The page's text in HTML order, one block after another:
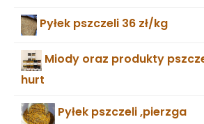
Pyłek pszczeli 36 zł/kg
Miody oraz produkty
hurt
Pyłek pszczeli ,pierzga